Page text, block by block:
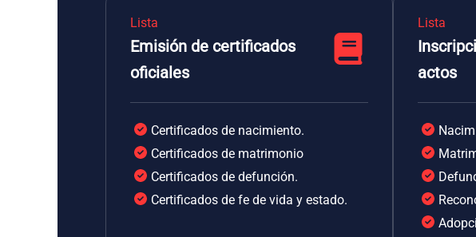
Lista
Emisión de certificados
oficiales
Certificados de nacimiento.
Certificados de matrimonio
Certificados de defunción.
Certificados de fe de vida y estado.
Lista
actos